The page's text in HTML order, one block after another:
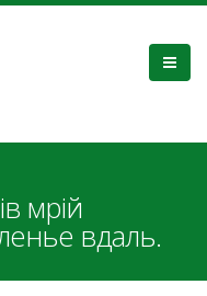
мрій
вдаль.